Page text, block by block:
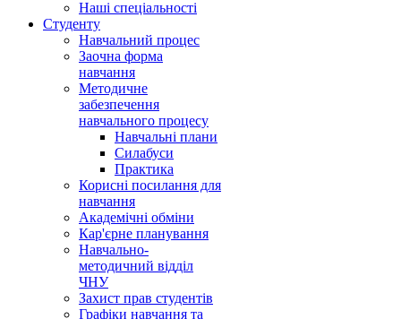
Наші спеціальності
Студенту
Навчальний процес
Заочна форма
навчання
Методичне
забезпечення
навчального процесу
Навчальні плани
Силабуси
Практика
Корисні посилання для
навчання
Академічні обміни
Кар'єрне планування
Навчально-
методичний відділ
ЧНУ
Захист прав студентів
Графіки навчання та